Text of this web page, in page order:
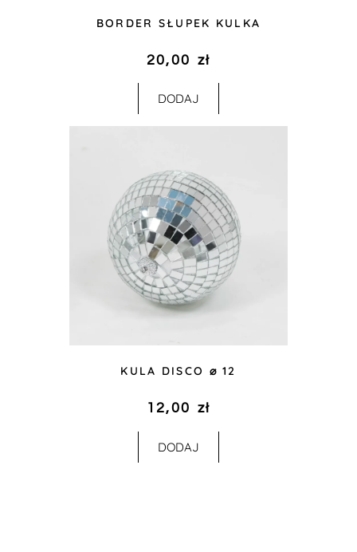
BORDER SŁUPEK KULKA
20,00 zł
DODAJ
KULA DISCO ⌀ 12
12,00 zł
DODAJ